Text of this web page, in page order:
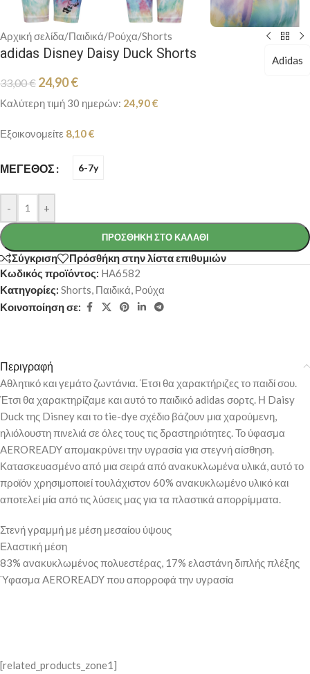
Αρχική σελίδα/Παιδικά/Ρούχα/Shorts
adidas Disney Daisy Duck Shorts Adidas
33,00€ 24,90€
Καλύτερη τιμή 30 ημερών: 24,90€
Εξοικονομείτε 8,10€
ΜΈΓΕΘΟΣ 6-7y
- +
ΠΡΟΣΘΉΚΗ ΣΤΟ ΚΑΛΆΘΙ
Σύγκριση
Πρόσθήκη στην λίστα επιθυμιών
Κωδικός προϊόντος: HA6582
Κατηγορίες: Shorts Παιδικά Ρούχα
Κοινοποίηση σε:
Περιγραφή
Αθλητικό και γεμάτο ζωντάνια. Έτσι θα χαρακτήριζες το παιδί σου.
Έτσι θα χαρακτηρίζαμε και αυτό το παιδικό adidas σορτς. Η Daisy
Duck της Disney και το tie-dye σχέδιο βάζουν μια χαρούμενη,
ηλιόλουστη πινελιά σε όλες τους τις δραστηριότητες. Το ύφασμα
AEROREADY απομακρύνει την υγρασία για στεγνή αίσθηση.
Κατασκευασμένο από μια σειρά από ανακυκλωμένα υλικά, αυτό το
προϊόν χρησιμοποιεί τουλάχιστον 60% ανακυκλωμένο υλικό και
αποτελεί μία από τις λύσεις μας για τα πλαστικά απορρίμματα.
Στενή γραμμή με μέση μεσαίου ύψους
Ελαστική μέση
83% ανακυκλωμένος πολυεστέρας, 17% ελαστάνη διπλής πλέξης
Ύφασμα AEROREADY που απορροφά την υγρασία
[related_products_zone1]